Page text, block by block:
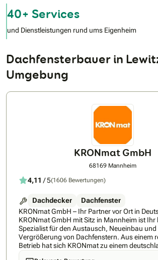
40+ Services
und Dienstleistungen rund ums Eigenheim
Dachfensterbauer in
Umgebung
KRONmat GmbH
68169 Mannheim
4,11 / 5(1606 Bewertungen)
Dachdecker
Dachfenster
KRONmat GmbH – Ihr Partner vor Ort in
KRONmat GmbH mit Sitz in Mannheim ist
Spezialist für den Austausch, Neueinbau und
Vergrößerung von Dachfenstern. Aus einem
Betrieb hat sich KRONmat zu einem
Fachunternehmen mit erfahrenen